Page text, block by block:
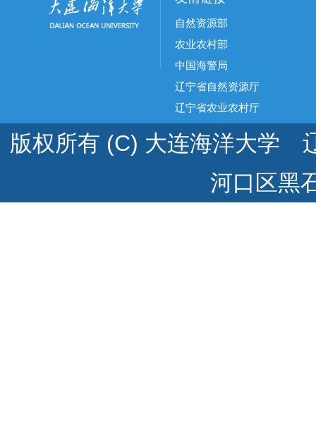
自然资源部
农业农村部
中国海警局
辽宁省自然资源厅
辽宁省农业农村厅
版权所有 (C) 大连海洋大学
河口区黑